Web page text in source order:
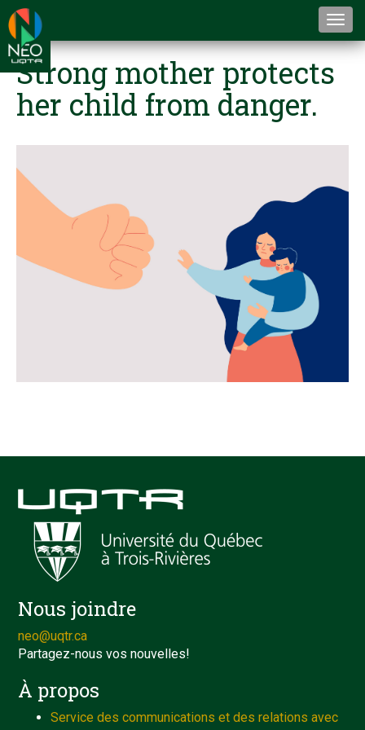
Strong mother protects
her child from danger.
Nous joindre
neo@uqtr.ca
Partagez-nous vos nouvelles!
À propos
Service des communications et des relations avec